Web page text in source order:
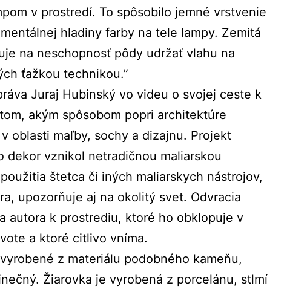
v prostredí. To spôsobilo jemné vrstvenie
hladiny farby na tele lampy. Zemitá
na neschopnosť pôdy udržať vlahu na
ťažkou technikou.”
Juraj Hubinský vo videu o svojej ceste k
akým spôsobom popri architektúre
oblasti maľby, sochy a dizajnu. Projekt
dekor vznikol netradičnou maliarskou
štetca či iných maliarskych nástrojov,
upozorňuje aj na okolitý svet. Odvracia
autora k prostrediu, ktoré ho obklopuje v
a ktoré citlivo vníma.
z materiálu podobného kameňu,
Žiarovka je vyrobená z porcelánu, stlmí